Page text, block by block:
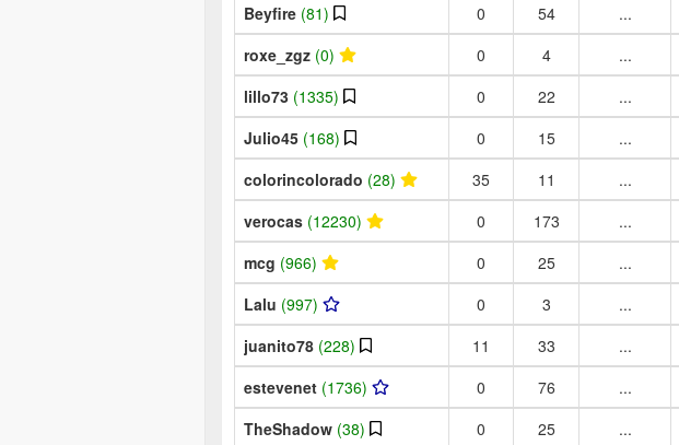
Beyfire (81) 0 54
...
roxe_zgz (0) 0 4 ...
lillo73 (1335) 0 22 ...
Julio45 (168) 0 15
...
colorincolorado (28) 35 11
...
verocas (12230) 0 173
...
mcg (966) 0 25 ...
Lalu (997) 0 3
...
juanito78 (228) 11 33
...
estevenet (1736) 0 76 ...
TheShadow (38) 0 25 ...